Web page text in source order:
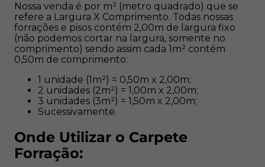
Espaços Culturais:Recomendado para cinemas,
teatros, auditórios e bibliotecas.
Instituições de Ensino:Uso em salas de aula,
corredores e áreas comuns de escolas e
faculdades.
Hotelaria:
Revestimento de corredores, quartos e
áreas de circulação de hóspedes.
Comércio em Geral: Lojas, showrooms e vitrines
que buscam durabilidade.
Benefícios:
Sustentável:
Nossa venda é por m² (metro quadrado) que se
refere a Largura X Comprimento. Todas nossas
forrações e pisos contém 2,00m de largura fixo
(não podemos cortar na largura, somente no
comprimento) sendo assim cada 1m² contém
0,50m de comprimento:
1 unidade (1m²) = 0,50m x 2,00m;
2 unidades (2m²) = 1,00m x 2,00m;
3 unidades (3m²) = 1,50m x 2,00m;
Sucessivamente.
Onde Utilizar o Carpete
Forração: